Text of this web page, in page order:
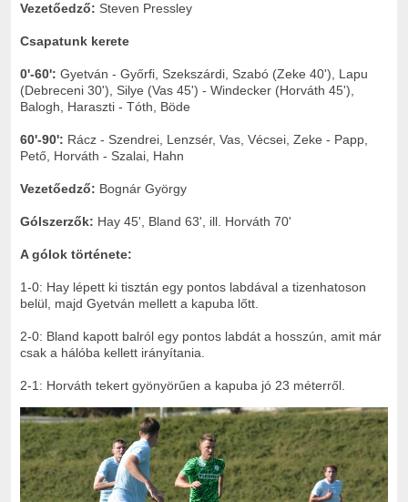
Vezetőedző: Steven Pressley
Csapatunk kerete
0'-60': Gyetván - Győrfi, Szekszárdi, Szabó (Zeke 40'), Lapu
(Debreceni 30'), Silye (Vas 45') - Windecker (Horváth 45'),
Balogh, Haraszti - Tóth, Böde
60'-90': Rácz - Szendrei, Lenzsér, Vas, Vécsei, Zeke - Papp,
Pető, Horváth - Szalai, Hahn
Vezetőedző: Bognár György
Gólszerzők: Hay 45', Bland 63', ill. Horváth 70'
A gólok története:
1-0: Hay lépett ki tisztán egy pontos labdával a tizenhatoson
belül, majd Gyetván mellett a kapuba lőtt.
2-0: Bland kapott balról egy pontos labdát a hosszún, amit már
csak a hálóba kellett irányítania.
2-1: Horváth tekert gyönyörűen a kapuba jó 23 méterről.